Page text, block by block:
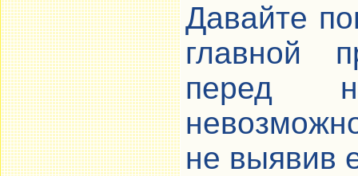
Давайте
главной
перед
не выявив